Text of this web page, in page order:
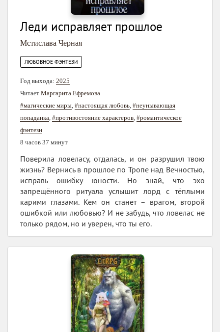
Леди исправляет прошлое
Мстислава Черная
ЛЮБОВНОЕ ФЭНТЕЗИ
Год выхода: 2025
Читает Маргарита Ефремова
#магические миры, #настоящая любовь, #неунывающая
попаданка, #противостояние характеров, #романтическое
фэнтези
8 часов 37 минут
Поверила ловеласу, отдалась, и он разрушил твою
жизнь? Вернись в прошлое по Тропе над Вечностью,
исправь ошибку юности. Но знай, что эхо
запрещённого ритуала услышит лорд с тёплыми
карими глазами. Кем он станет – врагом, второй
ошибкой или любовью? И не забудь, что ловелас не
только рядом, но и уверен, что ты его.